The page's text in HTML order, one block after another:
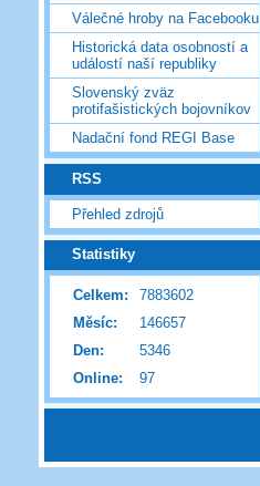
Válečné hroby na Facebooku
Historická data osobností a
událostí naší republiky
Slovenský zväz
protifašistických bojovníkov
Nadační fond REGI Base
RSS
Přehled zdrojů
Statistiky
Online: 97
Celkem:
7883602
Měsíc:
146657
Den:
5346